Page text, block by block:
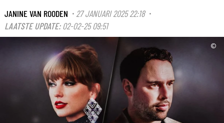
JANINE VAN ROODEN · 27 JANUARI 2025 22:18·
LAATSTE UPDATE: 02-02-25 09:51
©